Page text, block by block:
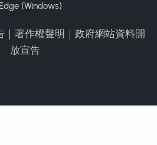
(Windows)
｜ 著作權聲明 ｜ 政府網站資料開
放宣告